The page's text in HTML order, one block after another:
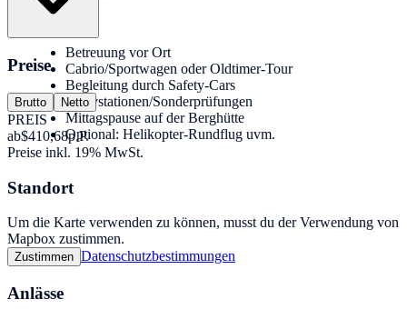
Betreuung vor Ort
Cabrio/Sportwagen oder Oldtimer-Tour
Begleitung durch Safety-Cars
Aktivstationen/Sonderprüfungen
Mittagspause auf der Berghütte
Optional: Helikopter-Rundflug uvm.
Preise
Brutto Netto
PREIS
ab$410,68p.P.
Preise inkl. 19% MwSt.
Standort
Um die Karte verwenden zu können, musst du der Verwendung von
Mapbox zustimmen.
Zustimmen Datenschutzbestimmungen
Anlässe